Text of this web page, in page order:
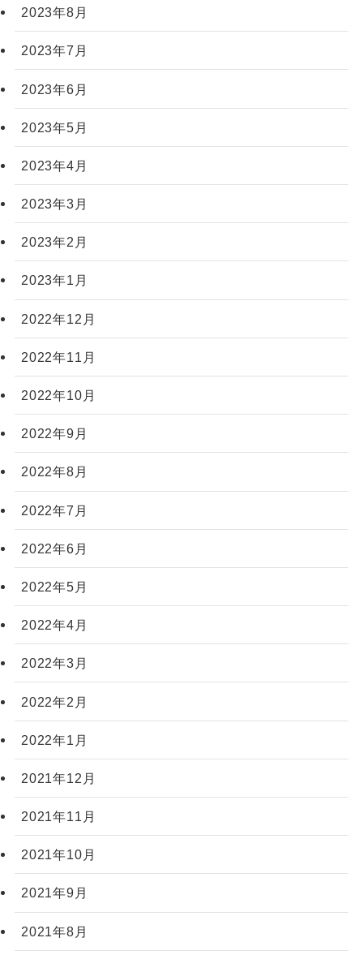
2023年8月
2023年7月
2023年6月
2023年5月
2023年4月
2023年3月
2023年2月
2023年1月
2022年12月
2022年11月
2022年10月
2022年9月
2022年8月
2022年7月
2022年6月
2022年5月
2022年4月
2022年3月
2022年2月
2022年1月
2021年12月
2021年11月
2021年10月
2021年9月
2021年8月